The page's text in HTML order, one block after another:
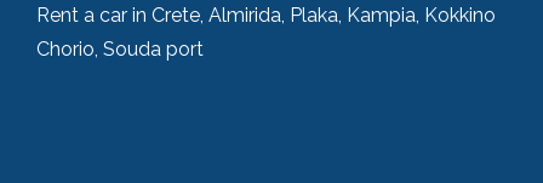
Rent a car in Crete, Almirida, Plaka, Kampia, Kokkino
Chorio, Souda port